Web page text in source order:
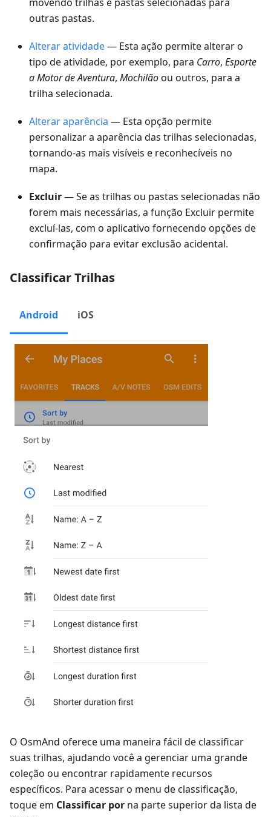
outras pastas.
Alterar atividade— Esta ação permite alterar o
tipo de atividade, por exemplo, para Carro, Esporte
a Motor de Aventura, Mochilãoou outros, para a
trilha selecionada.
Alterar aparência — Esta opção permite
personalizar a aparência das trilhas selecionadas,
tornando-as mais visíveis e reconhecíveis no
mapa.
Excluir— Se as trilhas ou pastas selecionadas não
forem mais necessárias, a função Excluir permite
excluí-las, com o aplicativo fornecendo opções de
confirmação para evitar exclusão acidental.
Classificar Trilhas
Android iOS
O OsmAnd oferece uma maneira fácil de classificar
suas trilhas, ajudando você a gerenciar uma grande
coleção ou encontrar rapidamente recursos
específicos. Para acessar o menu de classificação,
toque em Classificar por na parte superior da lista de